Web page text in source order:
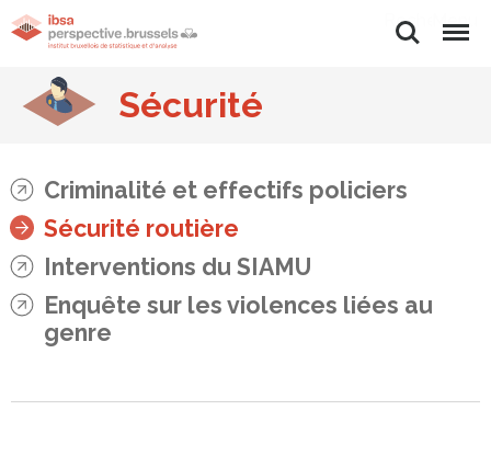
Rechercher
Menu
Sécurité
Criminalité et effectifs policiers
Sécurité routière
Interventions du SIAMU
Enquête sur les violences liées au
genre